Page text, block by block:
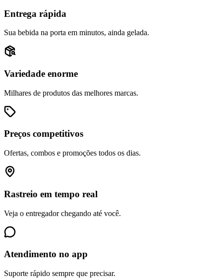
Entrega rápida
Sua bebida na porta em minutos, ainda gelada.
Variedade enorme
Milhares de produtos das melhores marcas.
Preços competitivos
Ofertas, combos e promoções todos os dias.
Rastreio em tempo real
Veja o entregador chegando até você.
Atendimento no app
Suporte rápido sempre que precisar.